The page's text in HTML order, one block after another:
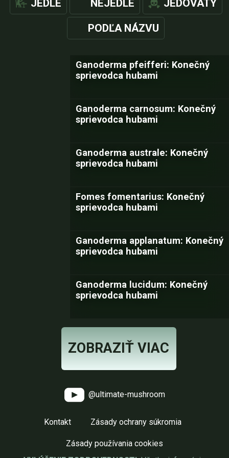
JEDLÉ NEJEDLÉ JEDOVATÝ
PODĽA NÁZVU
Ganoderma pfeifferi: Konečný
sprievodca hubami
Ganoderma carnosum: Konečný
sprievodca hubami
Ganoderma australe: Konečný
sprievodca hubami
Fomes fomentarius: Konečný
sprievodca hubami
Ganoderma applanatum: Konečný
sprievodca hubami
Ganoderma lucidum: Konečný
sprievodca hubami
ZOBRAZIŤ VIAC
@ultimate-mushroom
Kontakt Zásady ochrany súkromia
Zásady používania cookies